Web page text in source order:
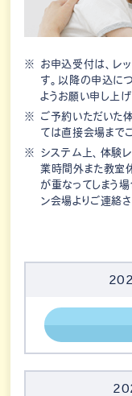
お申込受付は、レ
す。以降の申込に
ようお願い申し上げ
ご予約いただいた
ては直接会場までご
システム上、体験
業時間外また教室
が重なってしまう
ン会場よりご連絡さ